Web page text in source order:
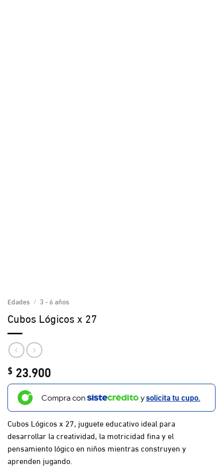
Edades / 3 - 6 años
Cubos Lógicos x 27
$ 23.900
Compra con ysolicita tu cupo.
Cubos Lógicos x 27, juguete educativo ideal para
desarrollar la creatividad, la motricidad fina y el
pensamiento lógico en niños mientras construyen y
aprenden jugando.